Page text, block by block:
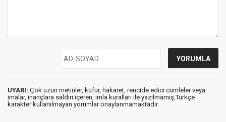
UYARI: Çok uzun metinler, küfür, hakaret, rencide edici cümleler veya
imalar, inançlara saldırı içeren, imla kuralları ile yazılmamış,Türkçe
karakter kullanılmayan yorumlar onaylanmamaktadır.